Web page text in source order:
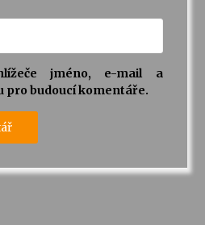
jméno, e-mail a
pro budoucí komentáře.